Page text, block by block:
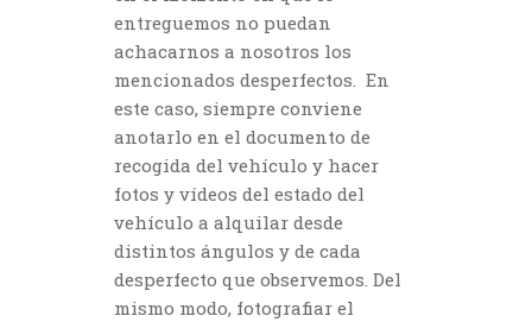
entreguemos no puedan
achacarnos a nosotros los
mencionados desperfectos. En
este caso, siempre conviene
anotarlo en el documento de
recogida del vehículo y hacer
fotos y vídeos del estado del
vehículo a alquilar desde
distintos ángulos y de cada
desperfecto que observemos. Del
mismo modo, fotografiar el